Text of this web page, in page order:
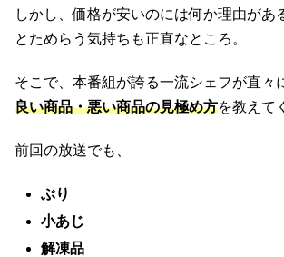
しかし、価格が安いのには何か理由があ
とためらう気持ちも正直なところ。
そこで、本番組が誇る一流シェフが直々
良い商品・悪い商品の見極め方を教えて
前回の放送でも、
ぶり
小あじ
解凍品